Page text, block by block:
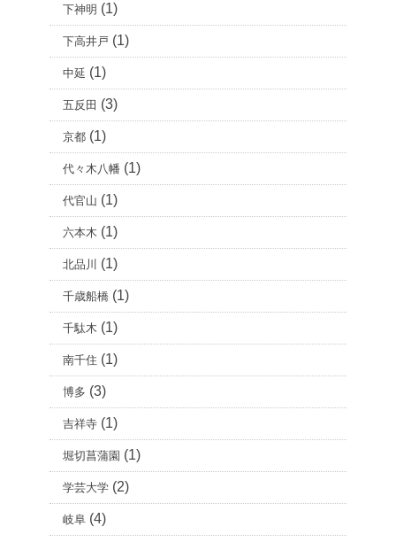
下神明 (1)
下高井戸 (1)
中延 (1)
五反田 (3)
京都 (1)
代々木八幡 (1)
代官山 (1)
六本木 (1)
北品川 (1)
千歳船橋 (1)
千駄木 (1)
南千住 (1)
博多 (3)
吉祥寺 (1)
堀切菖蒲園 (1)
学芸大学 (2)
岐阜 (4)